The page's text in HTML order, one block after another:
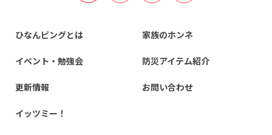
ひなんピングとは 家族のホンネ
イベント・勉強会 防災アイテム紹介
更新情報 お問い合わせ
イッツミー！